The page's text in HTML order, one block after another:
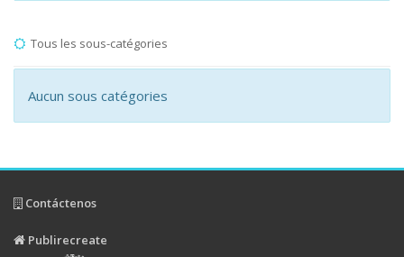
Tous les sous-catégories
Aucun sous catégories
Contáctenos
Publirecreate